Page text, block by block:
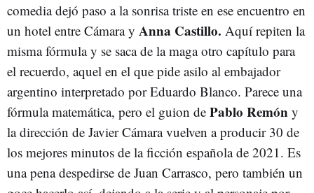
comedia dejó paso a la sonrisa triste en ese encuentro en
un hotel entre Cámara y Anna Castillo. Aquí repiten la
misma fórmula y se saca de la maga otro capítulo para
el recuerdo, aquel en el que pide asilo al embajador
argentino interpretado por Eduardo Blanco. Parece una
fórmula matemática, pero el guion de Pablo Remón y
la dirección de Javier Cámara vuelven a producir 30 de
los mejores minutos de la ficción española de 2021. Es
una pena despedirse de Juan Carrasco, pero también un